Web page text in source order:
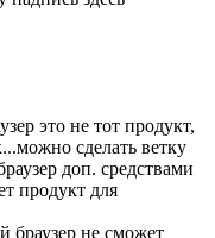
это не тот продукт,
сделать ветку
доп. средствами
продукт для
браузер не сможет